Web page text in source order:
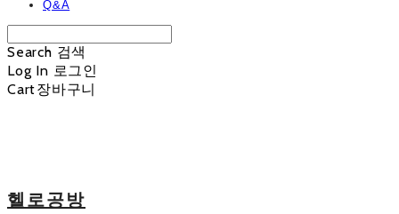
Q&A
Search 검색
Log In 로그인
Cart장바구니
헬로공방